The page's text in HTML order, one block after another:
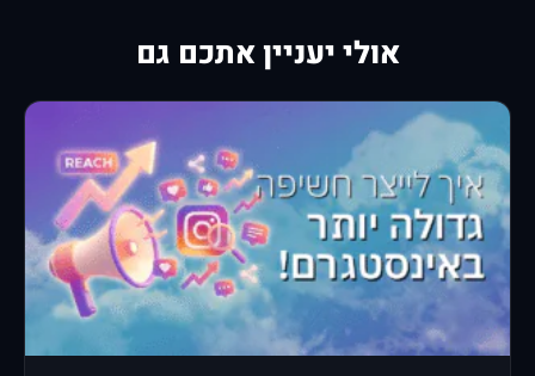
אולי יעניין אתכם גם